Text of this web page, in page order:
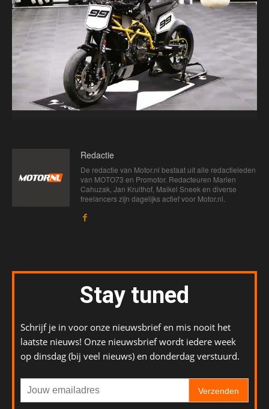
Redactie
De redactie van Motor.nl bestaat uit alle redactieleden
van MOTO73 en Promotor. Redacteuren Marien
Cahuzak, Jan Kruithof, Maikel Sneek en diverse
freelancers zijn dagelijks actief voor Motor.nl.
Stay tuned
Schrijf je in voor onze nieuwsbrief en mis nooit het
laatste nieuws! Onze nieuwsbrief wordt iedere week
op dinsdag (bij veel nieuws) en donderdag verstuurd.
Verzenden